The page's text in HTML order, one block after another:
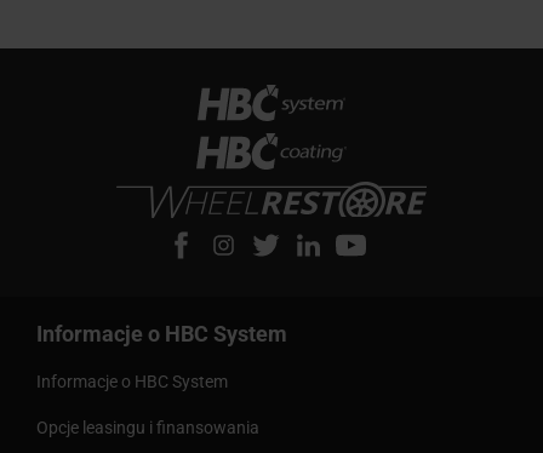
Informacje o HBC System
Informacje o HBC System
Opcje leasingu i finansowania